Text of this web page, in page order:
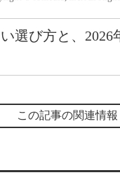
選び方と、2026
この記事の関連情報